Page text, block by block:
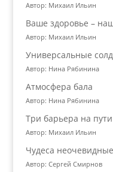
Автор: Михаил Ильин
Ваше здоровье –
Автор: Михаил Ильин
Универсальные
Автор: Нина Рябинина
Атмосфера бала
Автор: Нина Рябинина
Три барьера на пути
Автор: Михаил Ильин
Чудеса
Автор: Сергей Смирнов